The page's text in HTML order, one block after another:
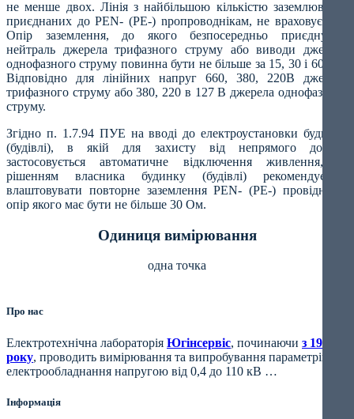
не менше двох. Лінія з найбільшою кількістю заземлювачів,
приєднаних до PEN- (PE-) npoпроводнікам, не враховується.
Опір заземлення, до якого безпосередньо приєднують
нейтраль джерела трифазного струму або виводи джерела
однофазного струму повинна бути не більше за 15, 30 і 60 Ом.
Відповідно для лінійних напруг 660, 380, 220В джерела
трифазного струму або 380, 220 в 127 В джерела однофазного
струму.
Згідно п. 1.7.94 ПУЕ на вводі до електроустановки будинку
(будівлі), в якій для захисту від непрямого дотику
застосовується автоматичне відключення живлення, за
рішенням власника будинку (будівлі) рекомендується
влаштовувати повторне заземлення PEN- (PE-) провідника,
опір якого має бути не більше 30 Ом.
Одиниця вимірювання
одна точка
Про нас
Електротехнічна лабораторія Югінсервіс, починаючи з 1994
року, проводить вимірювання та випробування параметрів
електрообладнання напругою від 0,4 до 110 кВ …
Інформація